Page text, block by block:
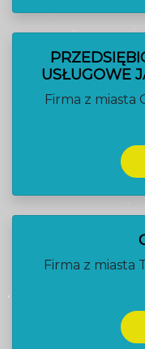
USŁUGOWE
Firma z miasta
Firma z miasta